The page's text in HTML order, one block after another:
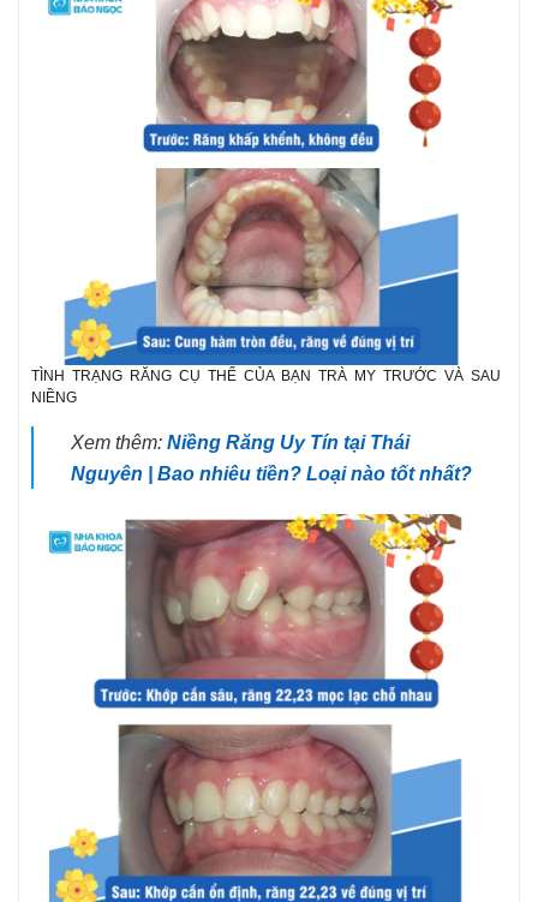
TÌNH TRẠNG RĂNG CỤ THỂ CỦA BẠN TRÀ MY TRƯỚC VÀ SAU
NIỀNG
Xem thêm: Niềng Răng Uy Tín tại Thái
Nguyên | Bao nhiêu tiền? Loại nào tốt nhất?